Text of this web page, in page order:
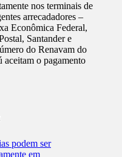
nos terminais de
arrecadadores –
Econômica Federal,
Santander e
do Renavam do
o pagamento